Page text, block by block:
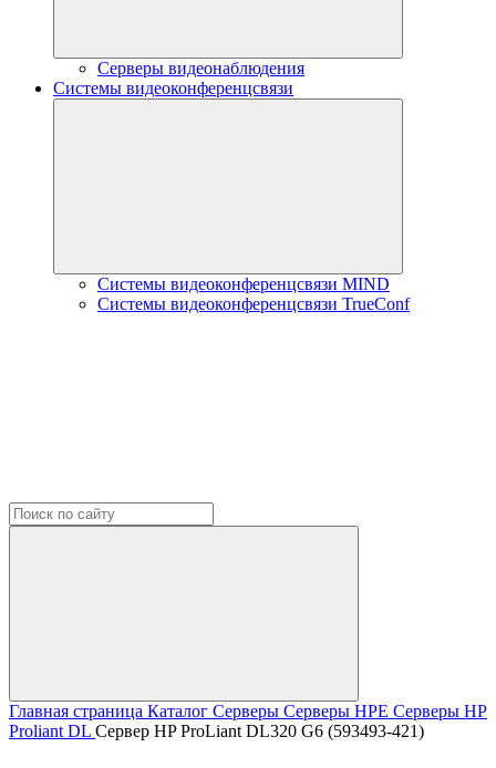
Серверы видеонаблюдения
Системы видеоконференцсвязи
Системы видеоконференцсвязи MIND
Системы видеоконференцсвязи TrueConf
Главная страница Каталог Серверы Серверы HPE Серверы HP
Proliant DL Сервер HP ProLiant DL320 G6 (593493-421)